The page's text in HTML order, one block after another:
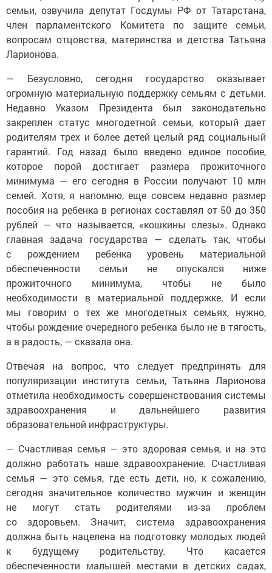
семьи, озвучила депутат Госдумы РФ от Татарстана,
член парламентского Комитета по защите семьи,
вопросам отцовства, материнства и детства Татьяна
Ларионова.
— Безусловно, сегодня государство оказывает
огромную материальную поддержку семьям с детьми.
Недавно Указом Президента был законодательно
закреплен статус многодетной семьи, который дает
родителям трех и более детей целый ряд социальный
гарантий. Год назад было введено единое пособие,
которое порой достигает размера прожиточного
минимума — его сегодня в России получают 10 млн
семей. Хотя, я напомню, еще совсем недавно размер
пособия на ребенка в регионах составлял от 50 до 350
рублей — что называется, «кошкины слезы». Однако
главная задача государства — сделать так, чтобы
с рождением ребенка уровень материальной
обеспеченности семьи не опускался ниже
прожиточного минимума, чтобы не было
необходимости в материальной поддержке. И если
мы говорим о тех же многодетных семьях, нужно,
чтобы рождение очередного ребенка было не в тягость,
а в радость, — сказала она.
Отвечая на вопрос, что следует предпринять для
популяризации института семьи, Татьяна Ларионова
отметила необходимость совершенствования системы
здравоохранения и дальнейшего развития
образовательной инфраструктуры.
— Счастливая семья — это здоровая семья, и на это
должно работать наше здравоохранение. Счастливая
семья — это семья, где есть дети, но, к сожалению,
сегодня значительное количество мужчин и женщин
не могут стать родителями из-за проблем
со здоровьем. Значит, система здравоохранения
должна быть нацелена на подготовку молодых людей
к будущему родительству. Что касается
обеспеченности малышей местами в детских садах,